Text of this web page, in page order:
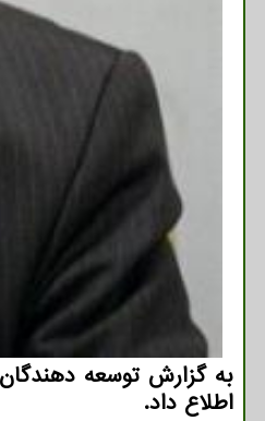
به گزارش توسعه
اطلاع داد.